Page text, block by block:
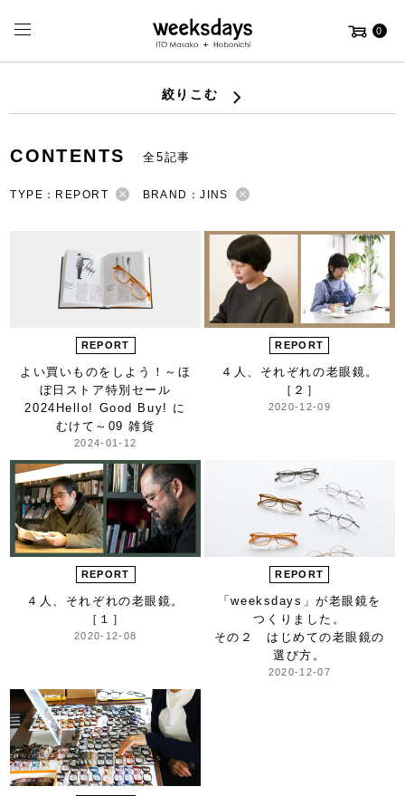
0
絞りこむ
CONTENTS 全5記事
TYPE：REPORT BRAND：JINS
REPORT
よい買いものをしよう！ ～ほ
ぼ日ストア特別セール
2024 Hello! Good Buy! に
むけて～ 09 雑貨
2024-01-12
REPORT
４人、それぞれの老眼鏡。
［２］
2020-12-09
REPORT
４人、それぞれの老眼鏡。
［１］
2020-12-08
REPORT
「weeksdays」が老眼鏡を
つくりました。
その２ はじめての老眼鏡の
選び方。
2020-12-07